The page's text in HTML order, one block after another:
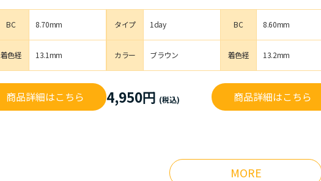
BC 8.70mm
着色経 13.1mm
商品詳細はこちら
タイプ 1day BC 8.60mm
カラー ブラウン 着色経 13.2mm
4,950円 商品詳細はこちら
MORE